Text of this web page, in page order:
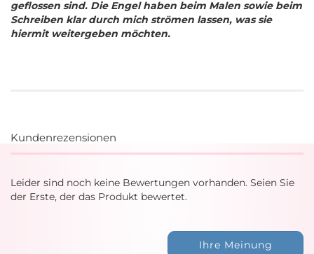
geflossen sind. Die Engel haben beim Malen sowie beim
Schreiben klar durch mich strömen lassen, was sie
hiermit weitergeben möchten.
Kundenrezensionen
Leider sind noch keine Bewertungen vorhanden. Seien Sie
der Erste, der das Produkt bewertet.
Ihre Meinung